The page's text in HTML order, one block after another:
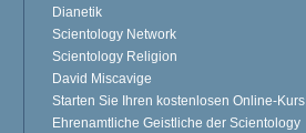
Dianetik
Scientology Network
Scientology Religion
David Miscavige
Starten Sie Ihren kostenlosen Online-Kurs
Ehrenamtliche Geistliche der Scientology